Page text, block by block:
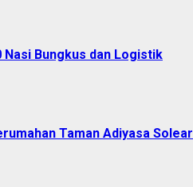
Bungkus dan Logistik
Taman Adiyasa Solear